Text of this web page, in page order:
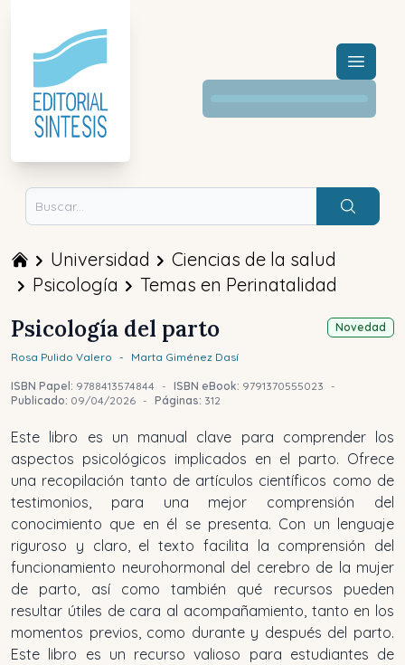
Menú
Buscar
Universidad
Ciencias de la salud
Psicología
Temas en Perinatalidad
Novedad
Psicología del parto
Rosa Pulido Valero - Marta Giménez Dasí
ISBN Papel: 9788413574844 - ISBN eBook: 9791370555023
-
Publicado: 09/04/2026 - Páginas: 312
Este libro es un manual clave para comprender los
aspectos psicológicos implicados en el parto. Ofrece
una recopilación tanto de artículos científicos como de
testimonios, para una mejor comprensión del
conocimiento que en él se presenta. Con un lenguaje
riguroso y claro, el texto facilita la comprensión del
funcionamiento neurohormonal del cerebro de la mujer
de parto, así como también qué recursos pueden
resultar útiles de cara al acompañamiento, tanto en los
momentos previos, como durante y después del parto.
Este libro es un recurso valioso para estudiantes de